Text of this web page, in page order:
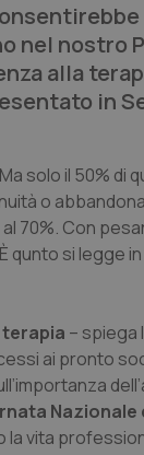
nel nostro
alla
in
solo il 50% di
o
70%. Con
qunto si legge
terapia – spiega
ai pronto
Nazionale
la vita